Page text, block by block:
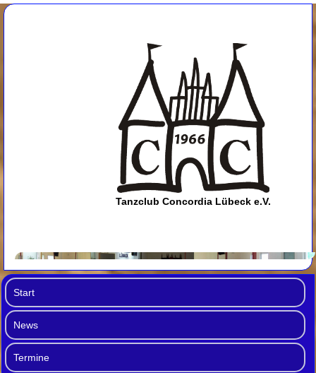
Tanzclub Concordia Lübeck e.V.
Start
News
Termine